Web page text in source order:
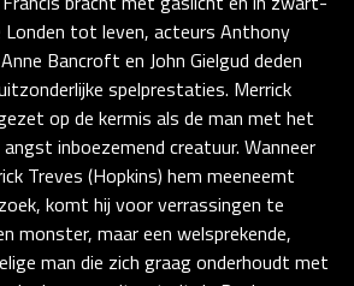
tot leven, acteurs Anthony
Bancroft en John Gielgud deden
spelprestaties. Merrick
op de kermis als de man met het
inboezemend creatuur. Wanneer
Treves (Hopkins) hem meeneemt
komt hij voor verrassingen te
monster, maar een welsprekende,
man die zich graag onderhoudt met